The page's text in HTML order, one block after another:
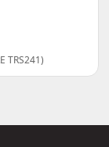
TRS241)